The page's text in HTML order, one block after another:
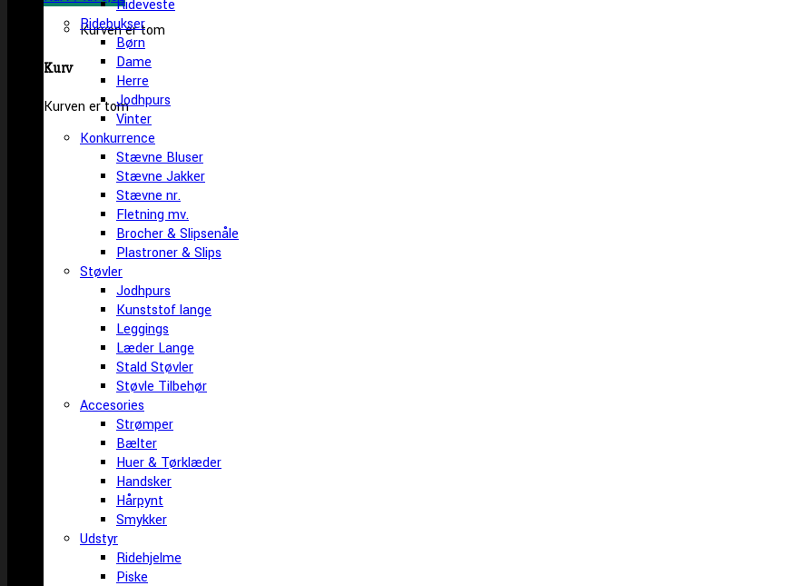
Kurven er tom
Kurv
Kurven er tom
Rideveste
Ridebukser
Børn
Dame
Herre
Jodhpurs
Vinter
Konkurrence
Stævne Bluser
Stævne Jakker
Stævne nr.
Fletning mv.
Brocher & Slipsenåle
Plastroner & Slips
Støvler
Jodhpurs
Kunststof lange
Leggings
Læder Lange
Stald Støvler
Støvle Tilbehør
Accesories
Strømper
Bælter
Huer & Tørklæder
Handsker
Hårpynt
Smykker
Udstyr
Ridehjelme
Piske